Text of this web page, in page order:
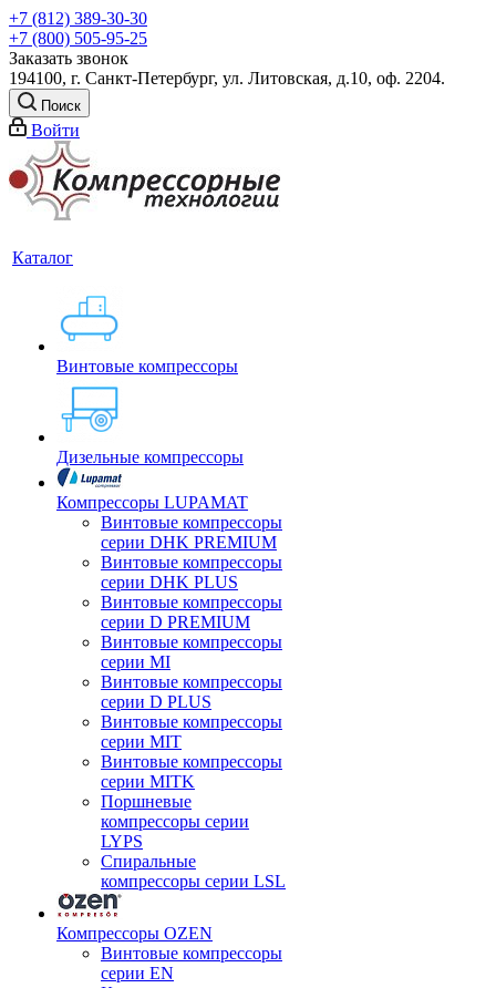
+7 (812) 389-30-30
+7 (800) 505-95-25
Заказать звонок
194100, г. Санкт-Петербург, ул. Литовская, д.10, оф. 2204.
Поиск
Войти
Каталог
Винтовые компрессоры
Дизельные компрессоры
Компрессоры LUPAMAT
Винтовые компрессоры
серии DHK PREMIUM
Винтовые компрессоры
серии DHK PLUS
Винтовые компрессоры
серии D PREMIUM
Винтовые компрессоры
серии MI
Винтовые компрессоры
серии D PLUS
Винтовые компрессоры
серии MIT
Винтовые компрессоры
серии MITK
Поршневые
компрессоры серии
LYPS
Спиральные
компрессоры серии LSL
Компрессоры OZEN
Винтовые компрессоры
серии EN